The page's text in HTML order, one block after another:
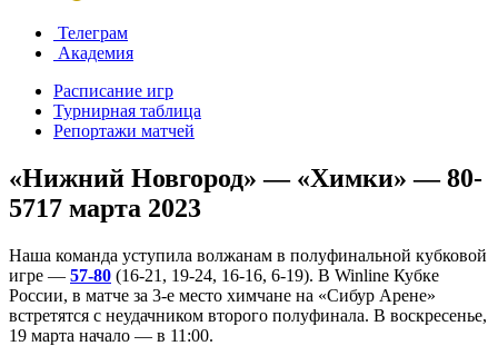
Телеграм
Академия
Расписание игр
Турнирная таблица
Репортажи матчей
«Нижний Новгород» — «Химки» — 80-
5717 марта 2023
Наша команда уступила волжанам в полуфинальной кубковой
игре — 57-80 (16-21, 19-24, 16-16, 6-19). В Winline Кубке
России, в матче за 3-е место химчане на «Сибур Арене»
встретятся с неудачником второго полуфинала. В воскресенье,
19 марта начало — в 11:00.